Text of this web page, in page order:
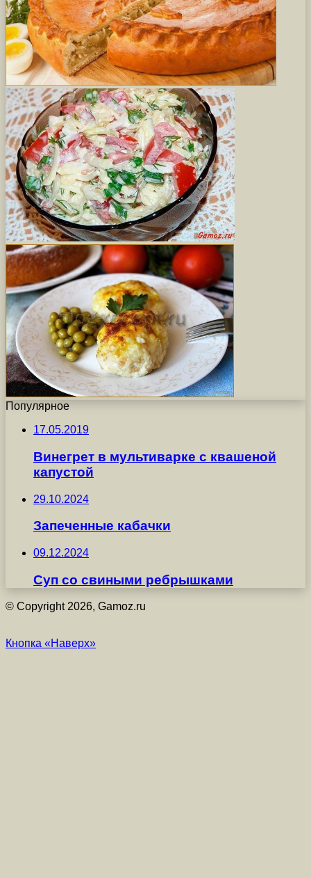
Популярное
17.05.2019
Винегрет в мультиварке с квашеной
капустой
29.10.2024
Запеченные кабачки
09.12.2024
Суп со свиными ребрышками
© Copyright 2026, Gamoz.ru
Кнопка «Наверх»